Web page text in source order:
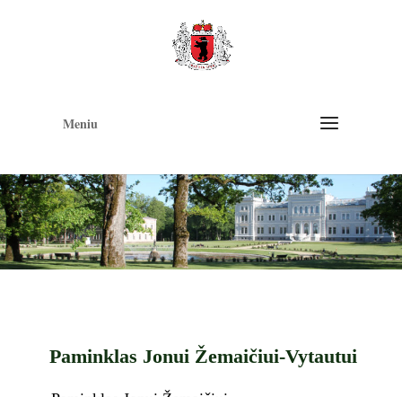
Meniu
Paminklas Jonui Žemaičiui-Vytautui